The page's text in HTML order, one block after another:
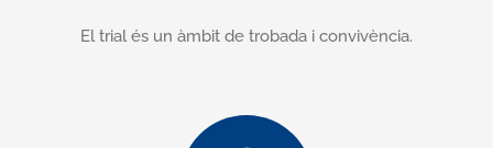
El trial és un àmbit de trobada i convivència.